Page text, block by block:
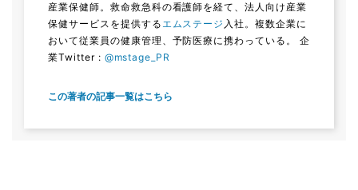
産業保健師。救命救急科の看護師を経て、法人向け産業
保健サービスを提供するエムステージ 入社。複数企業に
おいて従業員の健康管理、予防医療に携わっている。 企
業Twitter : @mstage_PR
この著者の記事一覧はこちら